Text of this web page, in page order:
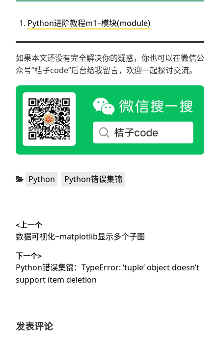
Python进阶教程m1–模块(module)
如果本文还没有完全解决你的疑惑，你也可以在微信公
众号“桔子code”后台给我留言，欢迎一起探讨交流。
分
Python Python错误集锦
章
导
航
<上一个
上
文
章：
数据可视化~matplotlib显示多个子图
下一个>
下
篇
Python错误集锦：TypeError: ‘tuple’ object doesn’t
support item deletion
发表评论